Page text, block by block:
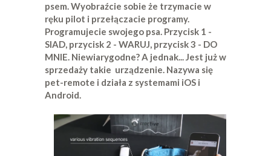
psem. Wyobraźcie sobie że trzymacie w
ręku pilot i przełączacie programy.
Programujecie swojego psa. Przycisk 1 -
SIAD, przycisk 2 - WARUJ, przycisk 3 - DO
MNIE. Niewiarygodne? A jednak... Jest już w
sprzedaży takie urządzenie. Nazywa się
pet-remote i działa z systemami iOS i
Android.